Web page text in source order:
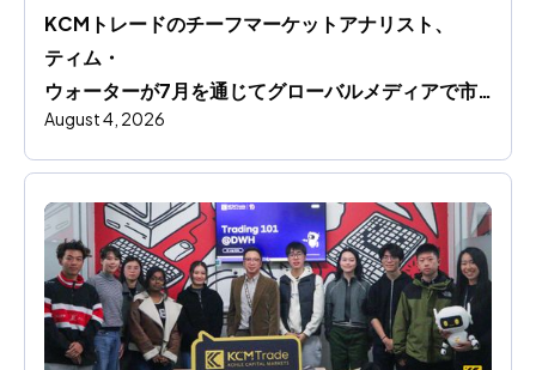
KCMトレードのチーフマーケットアナリスト、
ティム・
ウォーターが7月を通じてグローバルメディアで市
場洞察を共有します
August 4, 2026